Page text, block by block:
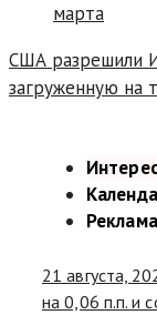
США разрешили
загруженную на
Реклама
21 августа,
на 0,06 п.п. и